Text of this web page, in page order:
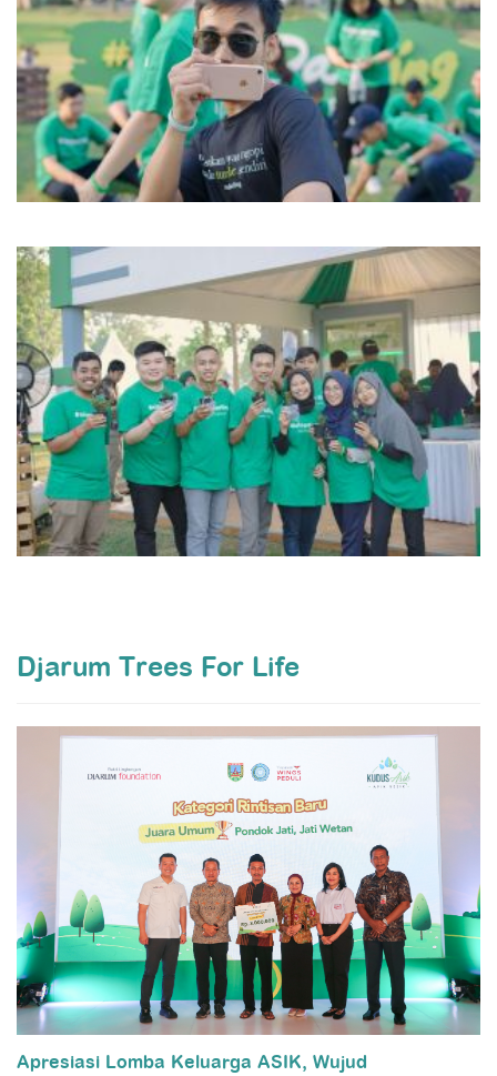
Djarum Trees For Life
Apresiasi Lomba Keluarga ASIK, Wujud